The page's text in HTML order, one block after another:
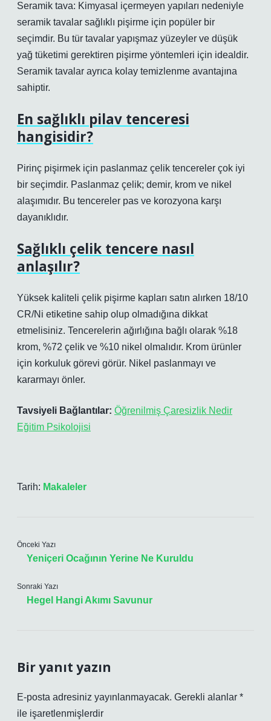
Seramik tava: Kimyasal içermeyen yapıları nedeniyle
seramik tavalar sağlıklı pişirme için popüler bir
seçimdir. Bu tür tavalar yapışmaz yüzeyler ve düşük
yağ tüketimi gerektiren pişirme yöntemleri için idealdir.
Seramik tavalar ayrıca kolay temizlenme avantajına
sahiptir.
En sağlıklı pilav tenceresi
hangisidir?
Pirinç pişirmek için paslanmaz çelik tencereler çok iyi
bir seçimdir. Paslanmaz çelik; demir, krom ve nikel
alaşımıdır. Bu tencereler pas ve korozyona karşı
dayanıklıdır.
Sağlıklı çelik tencere nasıl
anlaşılır?
Yüksek kaliteli çelik pişirme kapları satın alırken 18/10
CR/Ni etiketine sahip olup olmadığına dikkat
etmelisiniz. Tencerelerin ağırlığına bağlı olarak %18
krom, %72 çelik ve %10 nikel olmalıdır. Krom ürünler
için korkuluk görevi görür. Nikel paslanmayı ve
kararmayı önler.
Tavsiyeli Bağlantılar: Öğrenilmiş Çaresizlik Nedir
Eğitim Psikolojisi
Tarih: Makaleler
Önceki Yazı
Yeniçeri Ocağının Yerine Ne Kuruldu
Sonraki Yazı
Hegel Hangi Akımı Savunur
Bir yanıt yazın
E-posta adresiniz yayınlanmayacak. Gerekli alanlar *
ile işaretlenmişlerdir